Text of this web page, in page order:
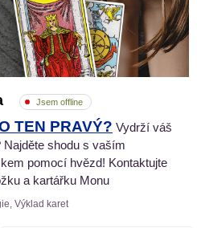
Jsem offline
TEN PRAVÝ? Vydrží váš
Najděte shodu s vaším
pomocí hvězd! Kontaktujte
a kartářku Monu
Výklad karet